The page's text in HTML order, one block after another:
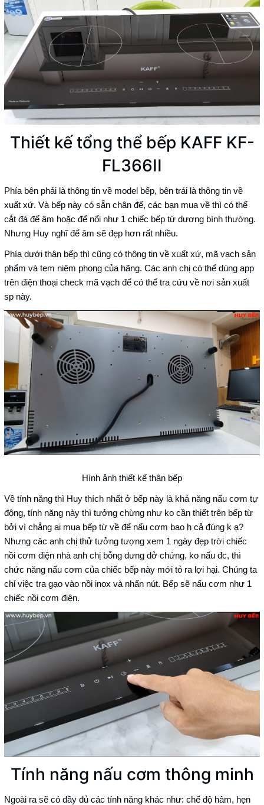
Thiết kế tổng thể bếp KAFF KF-
FL366II
Phía bên phải là thông tin về model bếp, bên trái là thông tin về
xuất xứ. Và bếp này có sẵn chân đế, các bạn mua về thì có thể
cắt đá để âm hoặc để nổi như 1 chiếc bếp từ dương bình thường.
Nhưng Huy nghĩ để âm sẽ đẹp hơn rất nhiều.
Phía dưới thân bếp thì cũng có thông tin về xuất xứ, mã vạch sản
phẩm và tem niêm phong của hãng. Các anh chị có thể dùng app
trên điện thoại check mã vạch để có thể tra cứu về nơi sản xuất
sp này.
Hình ảnh thiết kế thân bếp
Về tính năng thì Huy thích nhất ở bếp này là khả năng nấu cơm tự
động, tính năng này thì tưởng chừng như ko cần thiết trên bếp từ
bởi vì chẳng ai mua bếp từ về để nấu cơm bao h cả đúng k ạ?
Nhưng câc anh chị thử tưởng tượng xem 1 ngày đẹp trời chiếc
nồi cơm điện nhà anh chị bỗng dưng dở chứng, ko nấu đc, thì
chức năng nấu cơm của chiếc bếp này mới tỏ ra lợi hại. Chúng ta
chỉ việc tra gạo vào nồi inox và nhấn nút. Bếp sẽ nấu cơm như 1
chiếc nồi cơm điện.
Tính năng nấu cơm thông minh
Ngoài ra sẽ có đầy đủ các tính năng khác như: chế độ hâm, hẹn